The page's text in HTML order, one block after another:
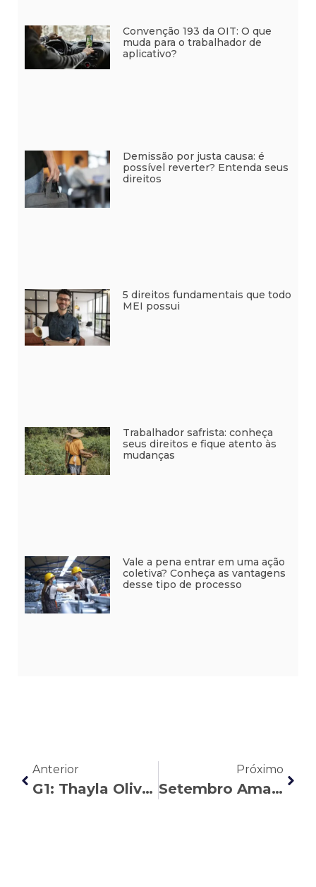
Convenção 193 da OIT: O que
muda para o trabalhador de
aplicativo?
Demissão por justa causa: é
possível reverter? Entenda seus
direitos
5 direitos fundamentais que todo
MEI possui
Trabalhador safrista: conheça
seus direitos e fique atento às
mudanças
Vale a pena entrar em uma ação
coletiva? Conheça as vantagens
desse tipo de processo
Anterior
G1: Thayla Oliveira explica por que os pedidos de aposentadoria são negados pelo INSS
Próximo
Setembro Amarelo: entenda a relação com os direitos do trabalhador